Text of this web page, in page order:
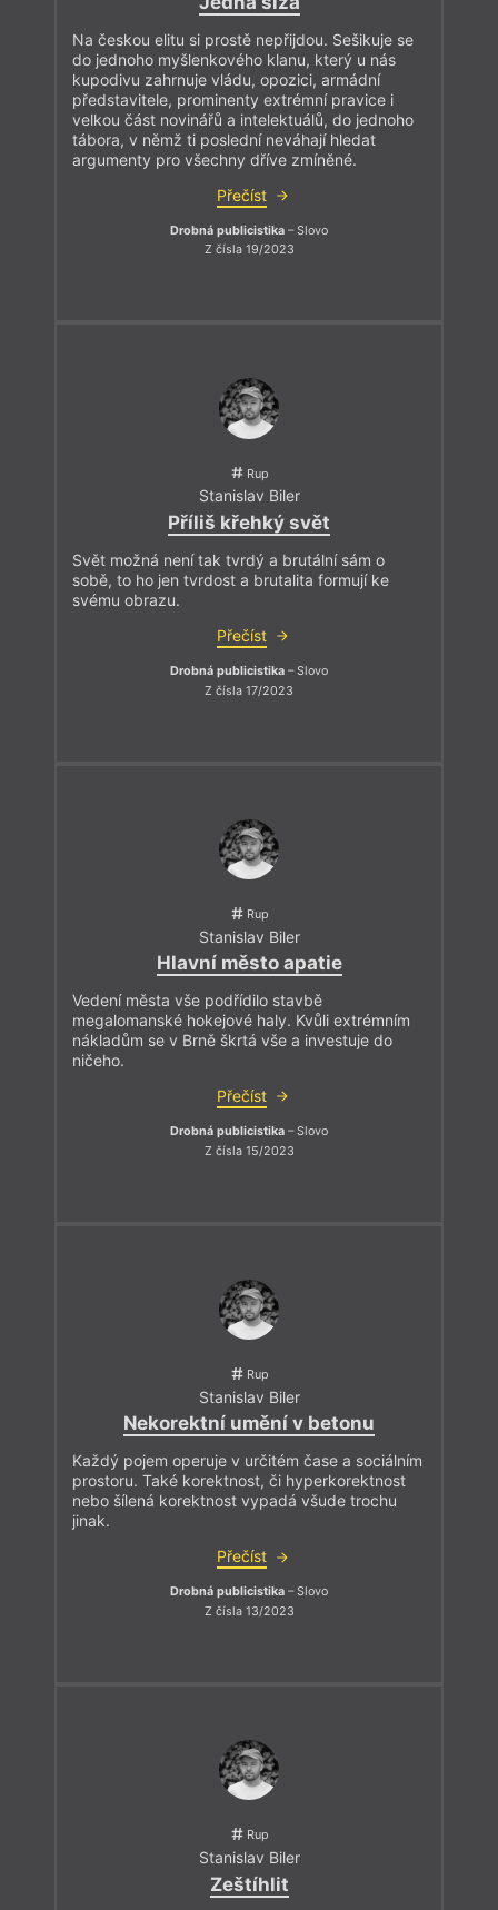
Na českou elitu si prostě nepřijdou. Sešikuje se
do jednoho myšlenkového klanu, který u nás
kupodivu zahrnuje vládu, opozici, armádní
představitele, prominenty extrémní pravice i
velkou část novinářů a intelektuálů, do jednoho
tábora, v němž ti poslední neváhají hledat
argumenty pro všechny dříve zmíněné.
Přečíst
Drobná publicistika – Slovo
Z čísla 19/2023
Rup
Stanislav Biler
Příliš křehký svět
Svět možná není tak tvrdý a brutální sám o
sobě, to ho jen tvrdost a brutalita formují ke
svému obrazu.
Přečíst
Drobná publicistika – Slovo
Z čísla 17/2023
Rup
Stanislav Biler
Hlavní město apatie
Vedení města vše podřídilo stavbě
megalomanské hokejové haly. Kvůli extrémním
nákladům se v Brně škrtá vše a investuje do
ničeho.
Přečíst
Drobná publicistika – Slovo
Z čísla 15/2023
Rup
Stanislav Biler
Nekorektní umění v betonu
Každý pojem operuje v určitém čase a sociálním
prostoru. Také korektnost, či hyperkorektnost
nebo šílená korektnost vypadá všude trochu
jinak.
Přečíst
Drobná publicistika – Slovo
Z čísla 13/2023
Rup
Stanislav Biler
Zeštíhlit